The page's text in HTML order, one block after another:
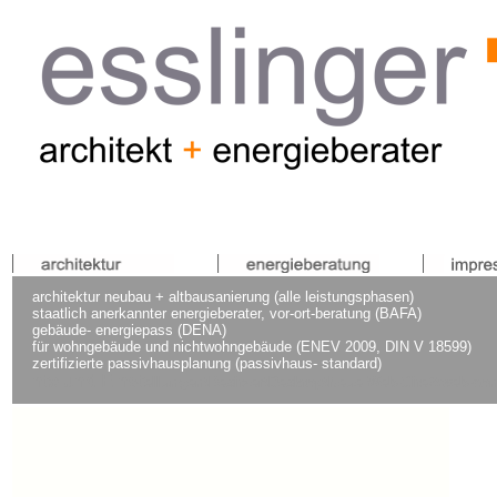
architektur neubau + altbausanierung (alle leistungsphasen)
staatlich anerkannter energieberater, vor-ort-beratung (BAFA)
gebäude- energiepass (DENA)
für wohngebäude und nichtwohngebäude (ENEV 2009, DIN V 18599)
zertifizierte passivhausplanung (passivhaus- standard)